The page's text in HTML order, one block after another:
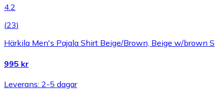
4.2
(23)
Härkila Men's Pajala Shirt Beige/Brown, Beige w/brown S
995 kr
Leverans: 2-5 dagar